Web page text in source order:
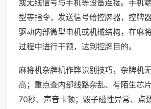
或无线信号与手机等设备连接。手机
型等指令，发送信号给控牌器，控牌
驱动内部微型电机或机械结构，在麻
过程中进行干预，达到控牌目的。
麻将机杂牌机作弊识别技巧，杂牌机
高；重点查内部线路杂乱、有陌生芯
70秒、声音卡顿；骰子磁性异常、点